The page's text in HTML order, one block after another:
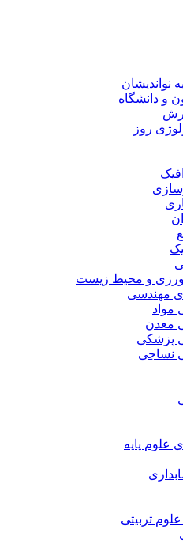
نواندیشان
و دانشگاه
روز
و محیط زیست
مهندسی
مواد
معدن
پزشکی
نساجی
علوم پایه
تربیتی